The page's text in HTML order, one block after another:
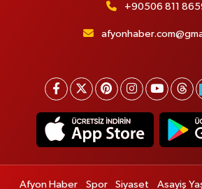
+90506 811
Afyon Haber Spor Siyaset Asayiş